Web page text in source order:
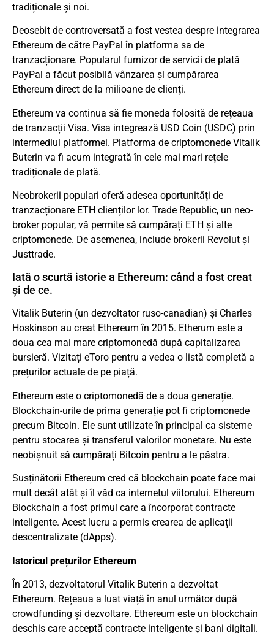
tradiționale și noi.
Deosebit de controversată a fost vestea despre integrarea
Ethereum de către PayPal în platforma sa de
tranzacționare. Popularul furnizor de servicii de plată
PayPal a făcut posibilă vânzarea și cumpărarea
Ethereum direct de la milioane de clienți.
Ethereum va continua să fie moneda folosită de rețeaua
de tranzacții Visa. Visa integrează USD Coin (USDC) prin
intermediul platformei. Platforma de criptomonede Vitalik
Buterin va fi acum integrată în cele mai mari rețele
tradiționale de plată.
Neobrokerii populari oferă adesea oportunități de
tranzacționare ETH clienților lor. Trade Republic, un neo-
broker popular, vă permite să cumpărați ETH și alte
criptomonede. De asemenea, include brokerii Revolut și
Justtrade.
Iată o scurtă istorie a Ethereum: când a fost creat
și de ce.
Vitalik Buterin (un dezvoltator ruso-canadian) și Charles
Hoskinson au creat Ethereum în 2015. Etherum este a
doua cea mai mare criptomonedă după capitalizarea
bursieră. Vizitați eToro pentru a vedea o listă completă a
prețurilor actuale de pe piață.
Ethereum este o criptomonedă de a doua generație.
Blockchain-urile de prima generație pot fi criptomonede
precum Bitcoin. Ele sunt utilizate în principal ca sisteme
pentru stocarea și transferul valorilor monetare. Nu este
neobișnuit să cumpărați Bitcoin pentru a le păstra.
Susținătorii Ethereum cred că blockchain poate face mai
mult decât atât și îl văd ca internetul viitorului. Ethereum
Blockchain a fost primul care a încorporat contracte
inteligente. Acest lucru a permis crearea de aplicații
descentralizate (dApps).
Istoricul prețurilor Ethereum
În 2013, dezvoltatorul Vitalik Buterin a dezvoltat
Ethereum. Rețeaua a luat viață în anul următor după
crowdfunding și dezvoltare. Ethereum este un blockchain
deschis care acceptă contracte inteligente și bani digitali.